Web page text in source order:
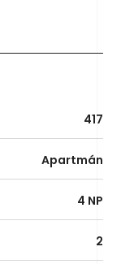
417
4 NP
2
Apartmán